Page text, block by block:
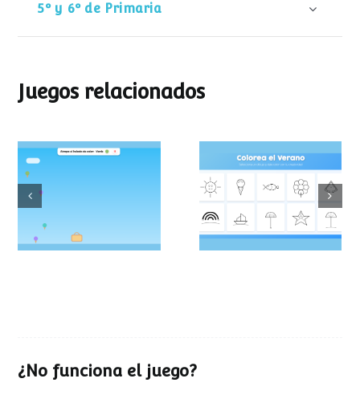
5º y 6º de Primaria
Juegos relacionados
Atrapa el helado
Colorea el
verano
¿No funciona el juego?